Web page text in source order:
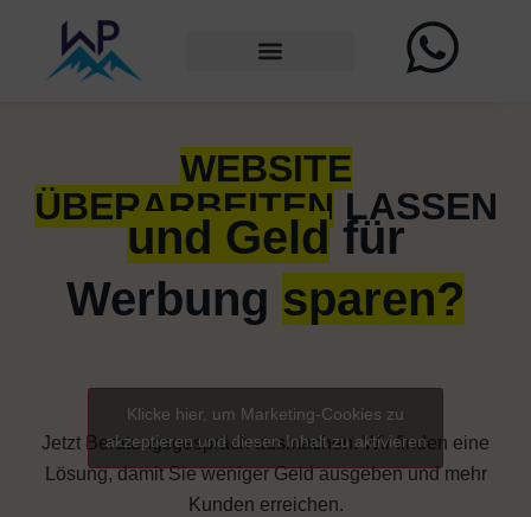
WEBSITE
ÜBERARBEITEN LASSEN
und Geldfür
Werbung sparen?
Klicke hier, um Marketing-Cookies zu
akzeptieren und diesen Inhalt zu aktivieren
Jetzt Beratungsgespräch ausmachen. Wir finden eine
Lösung, damit Sie weniger Geld ausgeben und mehr
Kunden erreichen.